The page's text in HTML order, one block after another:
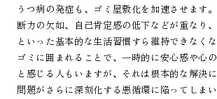
うつ病の発症も、ゴミ屋敷化を加速させます
断力の欠如、自己肯定感の低下などが重なり
といった基本的な生活習慣すら維持できなく
ゴミに囲まれることで、一時的に安心感や心
と感じる人もいますが、それは根本的な解決
問題がさらに深刻化する悪循環に陥ってしま